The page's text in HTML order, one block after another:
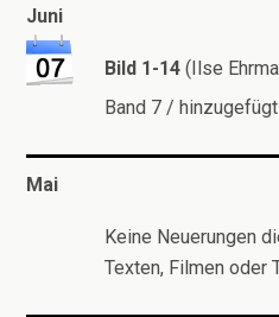
Juni
Bild 1-14 (Ilse
Band 7 / hinzugefügt
Mai
Keine Neuerungen
Texten, Filmen oder